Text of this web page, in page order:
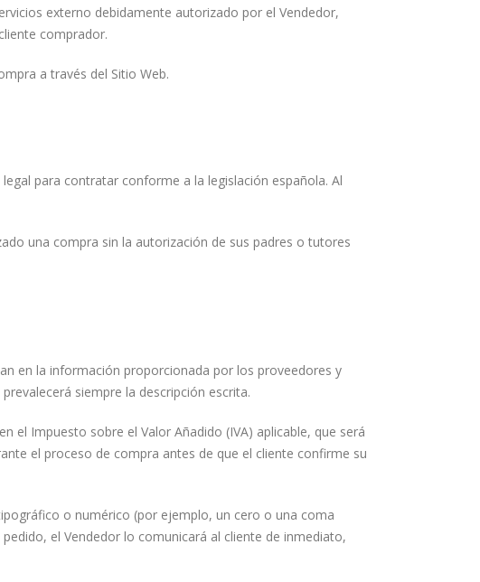
externo debidamente autorizado por el Vendedor,
comprador.
a través del Sitio Web.
para contratar conforme a la legislación española. Al
una compra sin la autorización de sus padres o tutores
en la información proporcionada por los proveedores y
siempre la descripción escrita.
el Impuesto sobre el Valor Añadido (IVA) aplicable, que será
el proceso de compra antes de que el cliente confirme su
o numérico (por ejemplo, un cero o una coma
el Vendedor lo comunicará al cliente de inmediato,